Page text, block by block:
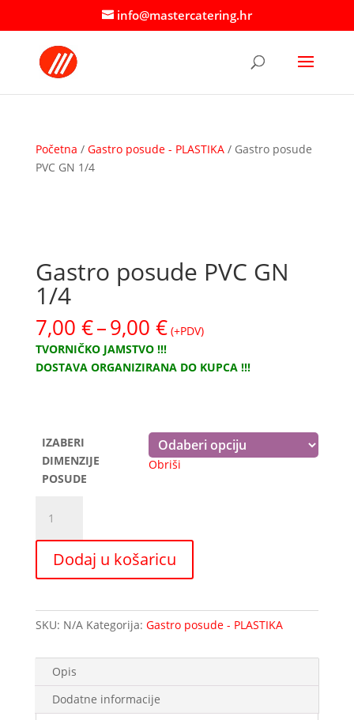
info@mastercatering.hr
Početna / Gastro posude - PLASTIKA/ Gastro posude
PVC GN 1/4
Gastro posude PVC GN
1/4
7,00 €–9,00 €Raspon
cijena:
od
7,00 €
(+PDV)
TVORNIČKO JAMSTVO !!!
DOSTAVA ORGANIZIRANA DO KUPCA !!!
IZABERI
DIMENZIJE
POSUDE
Obriši
posude
PVC
1/4
Dodaj u košaricu
SKU: N/A Kategorija: Gastro posude - PLASTIKA
Opis
Dodatne informacije